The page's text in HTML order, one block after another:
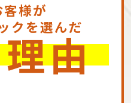
様が
クを選んだ
由